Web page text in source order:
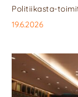
Politiikasta-
19.6.2026